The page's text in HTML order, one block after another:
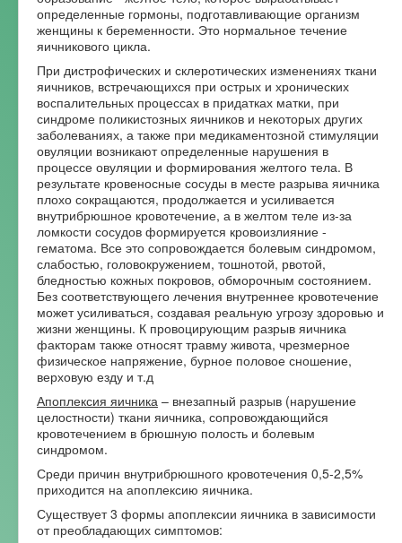
определенные гормоны, подготавливающие организм
женщины к беременности. Это нормальное течение
яичникового цикла.
При дистрофических и склеротических изменениях ткани
яичников, встречающихся при острых и хронических
воспалительных процессах в придатках матки, при
синдроме поликистозных яичников и некоторых других
заболеваниях, а также при медикаментозной стимуляции
овуляции возникают определенные нарушения в
процессе овуляции и формирования желтого тела. В
результате кровеносные сосуды в месте разрыва яичника
плохо сокращаются, продолжается и усиливается
внутрибрюшное кровотечение, а в желтом теле из-за
ломкости сосудов формируется кровоизлияние -
гематома. Все это сопровождается болевым синдромом,
слабостью, головокружением, тошнотой, рвотой,
бледностью кожных покровов, обморочным состоянием.
Без соответствующего лечения внутреннее кровотечение
может усиливаться, создавая реальную угрозу здоровью и
жизни женщины. К провоцирующим разрыв яичника
факторам также относят травму живота, чрезмерное
физическое напряжение, бурное половое сношение,
верховую езду и т.д
Апоплексия яичника – внезапный разрыв (нарушение
целостности) ткани яичника, сопровождающийся
кровотечением в брюшную полость и болевым
синдромом.
Среди причин внутрибрюшного кровотечения 0,5-2,5%
приходится на апоплексию яичника.
Существует 3 формы апоплексии яичника в зависимости
от преобладающих симптомов: